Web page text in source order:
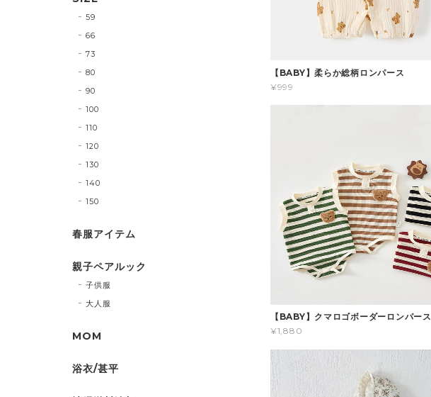
【BABY】柔らか総柄ロンパース
¥999
【BABY】クマロゴボーダーロンパース
¥1,880
59
66
73
80
90
100
110
120
130
140
150
春服アイテム
親子ペアルック
子供服
大人服
MOM
浴衣/甚平